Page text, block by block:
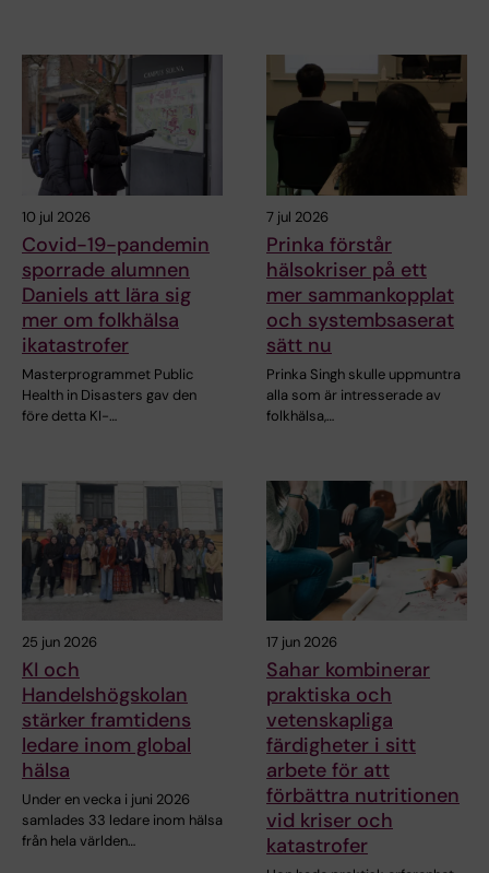
10 jul 2026
Covid-19-pandemin
sporrade alumnen
Daniels att lära sig
mer om folkhälsa
ikatastrofer
Masterprogrammet Public
Health in Disasters gav den
före detta KI-…
7 jul 2026
Prinka förstår
hälsokriser på ett
mer sammankopplat
och systembsaserat
sätt nu
Prinka Singh skulle uppmuntra
alla som är intresserade av
folkhälsa,…
25 jun 2026
KI och
Handelshögskolan
stärker framtidens
ledare inom global
hälsa
Under en vecka i juni 2026
samlades 33 ledare inom hälsa
från hela världen…
17 jun 2026
Sahar kombinerar
praktiska och
vetenskapliga
färdigheter i sitt
arbete för att
förbättra nutritionen
vid kriser och
katastrofer